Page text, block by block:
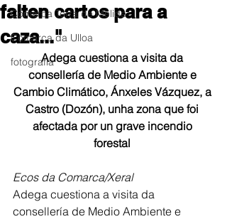
Comarca Terra de Melide
Comarca da Ulloa
fotografía
falten cartos para a
caza..."
Adega cuestiona a visita da
consellería de Medio Ambiente e
Cambio Climático, Ánxeles Vázquez, a
Castro (Dozón), unha zona que foi
afectada por un grave incendio
forestal
Ecos da Comarca/Xeral
Adega cuestiona a visita da
consellería de Medio Ambiente e